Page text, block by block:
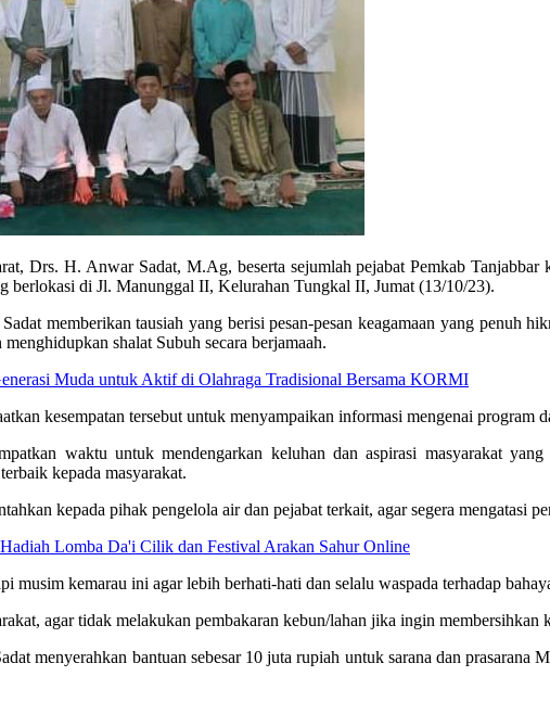
Drs. H. Anwar Sadat, M.Ag, beserta sejumlah pejabat Pemkab Tanjabbar
berlokasi di Jl. Manunggal II, Kelurahan Tungkal II, Jumat (13/10/23).
memberikan tausiah yang berisi pesan-pesan keagamaan yang penuh
shalat Subuh secara berjamaah.
Muda untuk Aktif di Olahraga Tradisional Bersama KORMI
kesempatan tersebut untuk menyampaikan informasi mengenai program
waktu untuk mendengarkan keluhan dan aspirasi masyarakat
kepada masyarakat.
kepada pihak pengelola air dan pejabat terkait, agar segera mengatasi
Lomba Da'i Cilik dan Festival Arakan Sahur Online
musim kemarau ini agar lebih berhati-hati dan selalu waspada terhadap
agar tidak melakukan pembakaran kebun/lahan jika ingin membersihkan
menyerahkan bantuan sebesar 10 juta rupiah untuk sarana dan prasarana